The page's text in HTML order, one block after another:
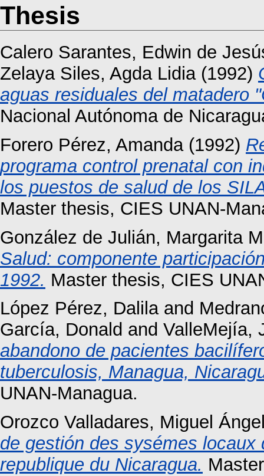
Thesis
Calero Sarantes, Edwin de
Zelaya Siles, Agda Lidia(1992)
aguas residuales del matadero
Nacional Autónoma de
Forero Pérez, Amanda(1992)
programa control prenatal con
los puestos de salud de los
Master thesis, CIES UNAN-
González de Julián, Margarita
Salud: componente
1992. Master thesis, CIES
López Pérez, Dalilaand
García, Donald and ValleMejía,
abandono de pacientes
tuberculosis, Managua,
UNAN-Managua.
Orozco Valladares, Miguel
de gestión des sysémes
republique du Nicaragua.